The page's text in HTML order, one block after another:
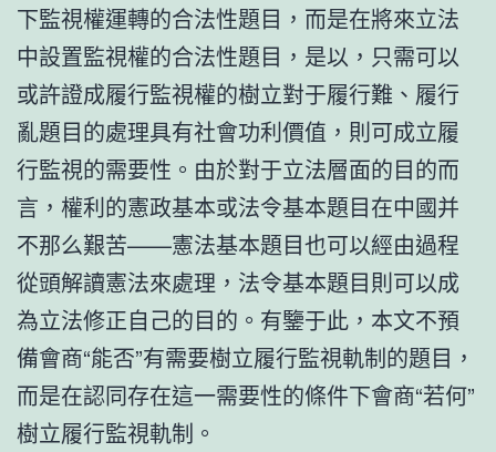
下監視權運轉的合法性題目，而是在將來立法
中設置監視權的合法性題目，是以，只需可以
或許證成履行監視權的樹立對于履行難、履行
亂題目的處理具有社會功利價值，則可成立履
行監視的需要性。由於對于立法層面的目的而
言，權利的憲政基本或法令基本題目在中國并
不那么艱苦——憲法基本題目也可以經由過程
從頭解讀憲法來處理，法令基本題目則可以成
為立法修正自己的目的。有鑒于此，本文不預
備會商“能否”有需要樹立履行監視軌制的題目，
而是在認同存在這一需要性的條件下會商“若何”
樹立履行監視軌制。